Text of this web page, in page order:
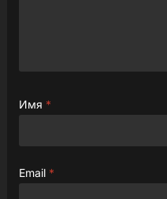
Имя *
Email *